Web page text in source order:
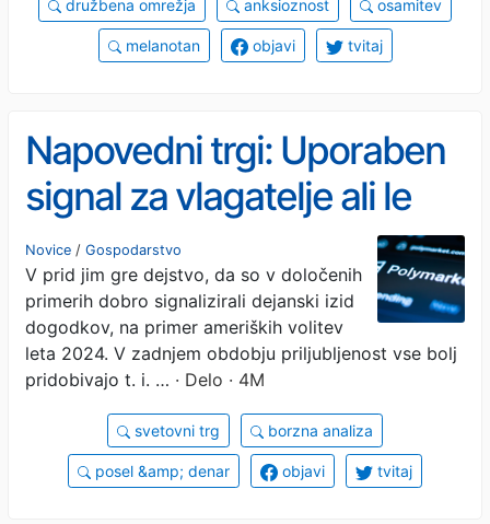
družbena omrežja anksioznost osamitev
melanotan objavi tvitaj
Napovedni trgi: Uporaben
signal za vlagatelje ali le
nova oblika šuma?
Novice / Gospodarstvo
V prid jim gre dejstvo, da so v določenih
primerih dobro signalizirali dejanski izid
dogodkov, na primer ameriških volitev
leta 2024. V zadnjem obdobju priljubljenost vse bolj
pridobivajo t. i. … · Delo · 4M
svetovni trg borzna analiza
posel &amp; denar objavi tvitaj